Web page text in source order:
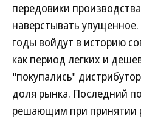
передовики
наверстывать
годы войдут в историю
как период легких и
"покупались"
доля рынка. Последний
решающим при принятии